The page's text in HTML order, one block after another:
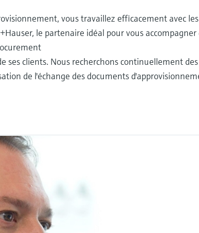
vous travaillez efficacement avec
le partenaire idéal pour vous
ses clients. Nous recherchons continuellement
de l'échange des documents